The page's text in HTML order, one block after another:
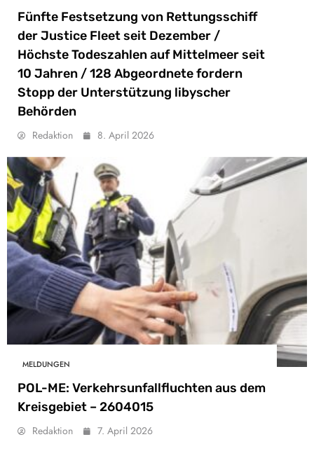
Fünfte Festsetzung von Rettungsschiff
der Justice Fleet seit Dezember /
Höchste Todeszahlen auf Mittelmeer seit
10 Jahren / 128 Abgeordnete fordern
Stopp der Unterstützung libyscher
Behörden
Redaktion 8. April 2026
MELDUNGEN
POL-ME: Verkehrsunfallfluchten aus dem
Kreisgebiet – 2604015
Redaktion 7. April 2026